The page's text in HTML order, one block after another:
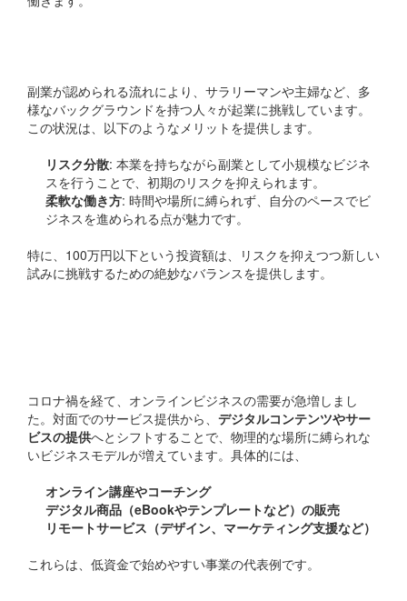
副業が認められる流れにより、サラリーマンや主婦など、多
様なバックグラウンドを持つ人々が起業に挑戦しています。
この状況は、以下のようなメリットを提供します。
リスク分散: 本業を持ちながら副業として小規模なビジネ
スを行うことで、初期のリスクを抑えられます。
柔軟な働き方: 時間や場所に縛られず、自分のペースでビ
ジネスを進められる点が魅力です。
特に、100万円以下という投資額は、リスクを抑えつつ新しい
試みに挑戦するための絶妙なバランスを提供します。
コロナ禍を経て、オンラインビジネスの需要が急増しまし
た。対面でのサービス提供から、 デジタルコンテンツやサー
ビスの提供へとシフトすることで、物理的な場所に縛られな
いビジネスモデルが増えています。具体的には、
オンライン講座やコーチング
デジタル商品（eBookやテンプレートなど）の販売
リモートサービス（デザイン、マーケティング支援など）
これらは、低資金で始めやすい事業の代表例です。